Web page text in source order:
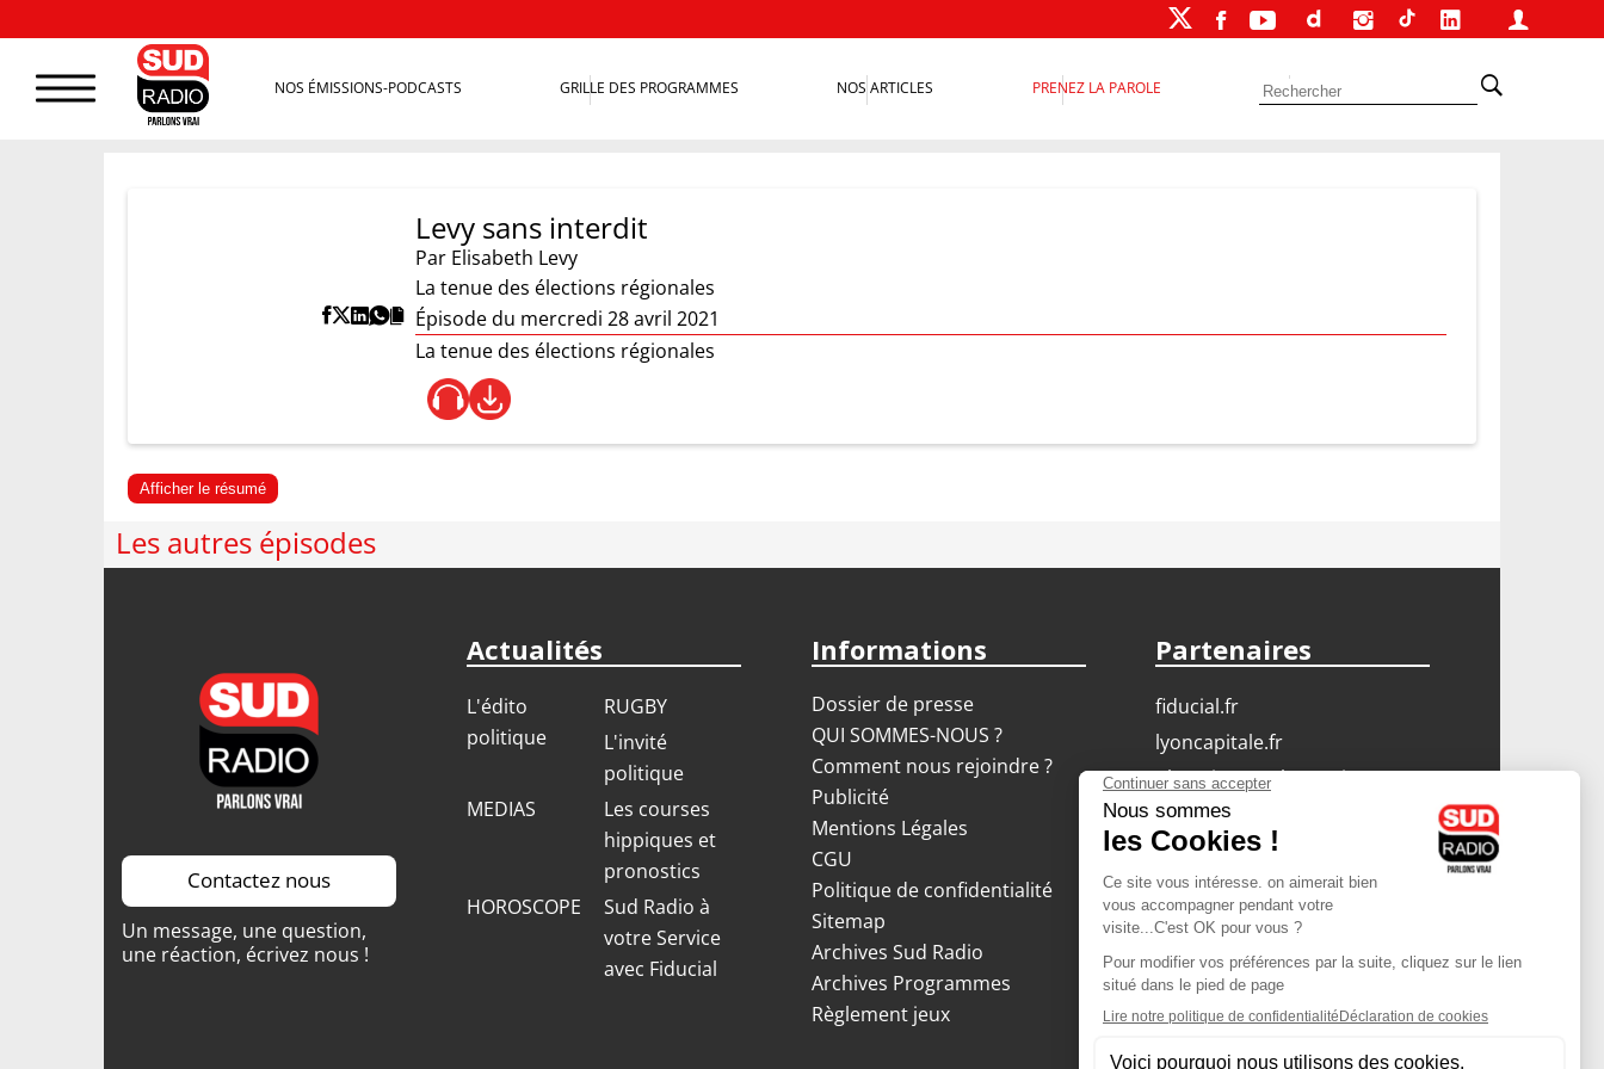
NOS ÉMISSIONS-PODCASTS GRILLE DES PROGRAMMES NOS ARTICLES PRENEZ LA PAROLE
Levy sans interdit
Par Elisabeth Levy
La tenue des élections régionales
Épisode du mercredi 28 avril 2021
La tenue des élections régionales
Afficher le résumé
Les autres épisodes
Contactez nous
Un message, une question,
une réaction, écrivez nous !
Actualités
L'édito
politique
RUGBY
L'invité
politique
MEDIAS
Les courses
hippiques et
pronostics
HOROSCOPE
Sud Radio à
votre Service
avec Fiducial
Informations
Dossier de presse
QUI SOMMES-NOUS ?
Comment nous rejoindre ?
Publicité
Mentions Légales
CGU
Politique de confidentialité
Sitemap
Archives Sud Radio
Archives Programmes
Règlement jeux
Partenaires
fiducial.fr
lyoncapitale.fr
olympique-et-lyonnais.com
L'application Iphone
/ Android
Téléchargez l'application
Les cookies